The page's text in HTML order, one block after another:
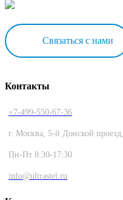
Связаться с нами
Контакты
+7-499-550-67-36
г. Москва, 5-й Донской
Пн-Пт 8:30-17:30
info@ultrastel.ru